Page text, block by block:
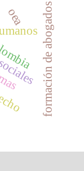
formación de abogados
oea